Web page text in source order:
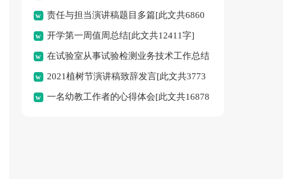
928字]责任与担当演讲稿题目多篇[此文共6860
字] 开学第一周值周总结[此文共12411字]
在试验室从事试验检测业务技术工作总结
[此文共1620字]
2021植树节演讲稿致辞发言[此文共3773
字] 一名幼教工作者的心得体会[此文共16878